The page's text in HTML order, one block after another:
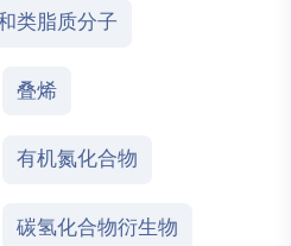
类脂质分子
叠烯
有机氮化合物
碳氢化合物衍生物